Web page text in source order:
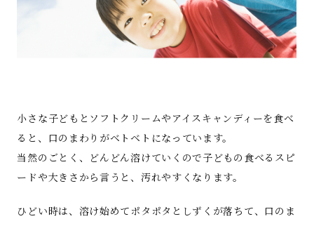
小さな子どもとソフトクリームやアイスキャンディーを食べ
ると、口のまわりがベトベトになっています。
当然のごとく、どんどん溶けていくので子どもの食べるスピ
ードや大きさから言うと、汚れやすくなります。
ひどい時は、溶け始めてポタポタとしずくが落ちて、口のま